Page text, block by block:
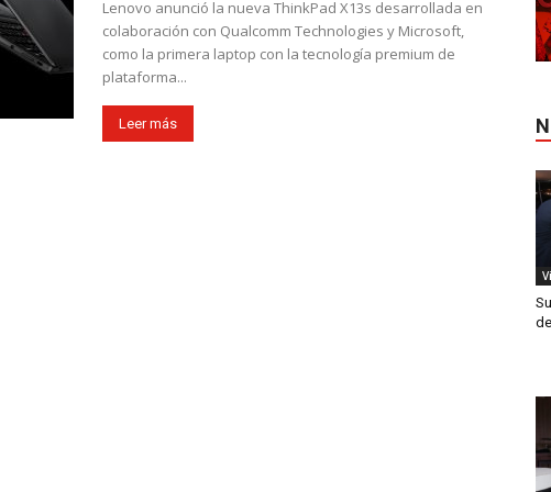
Lenovo anunció la nueva ThinkPad X13s desarrollada en
colaboración con Qualcomm Technologies y Microsoft,
como la primera laptop con la tecnología premium de
plataforma...
Leer más